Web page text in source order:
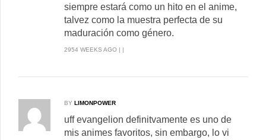
siempre estará como un hito en el anime,
talvez como la muestra perfecta de su
maduración como género.
2954 WEEKS AGO | |
BY LIMONPOWER
uff evangelion definitvamente es uno de
mis animes favoritos, sin embargo, lo vi